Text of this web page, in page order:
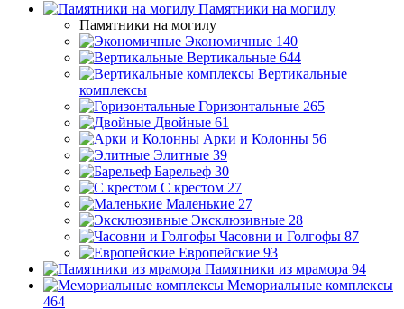
Памятники на могилу
Памятники на могилу
Экономичные 140
Вертикальные 644
Вертикальные
комплексы
Горизонтальные 265
Двойные 61
Арки и Колонны 56
Элитные 39
Барельеф 30
С крестом 27
Маленькие 27
Эксклюзивные 28
Часовни и Голгофы 87
Европейские 93
Памятники из мрамора 94
Мемориальные комплексы
464